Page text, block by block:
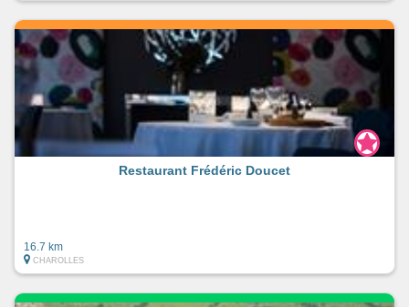
Restaurant Frédéric Doucet
16.7 km
CHAROLLES